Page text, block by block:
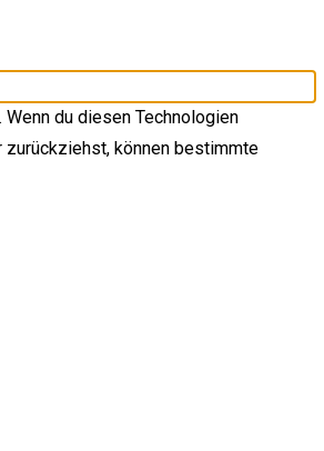
du diesen Technologien
können bestimmte